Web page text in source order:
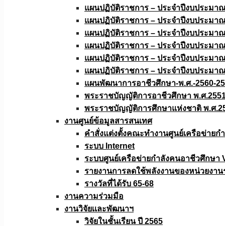
แผนปฏิบัติราชการ – ประจำปีงบประมา
แผนปฏิบัติราชการ – ประจำปีงบประมา
แผนปฏิบัติราชการ – ประจำปีงบประมา
แผนปฏิบัติราชการ – ประจำปีงบประมา
แผนปฏิบัติราชการ – ประจำปีงบประมา
แผนปฏิบัติราชการ – ประจำปีงบประมา
แผนพัฒนาการอาชีวศึกษา-พ.ศ.-2560-
พระราชบัญญัติการอาชีวศึกษา พ.ศ
พระราชบัญญัติการศึกษาแห่งชาติ พ.ศ
งานศูนย์ข้อมูลสารสนเทศ
คำสั่งแต่งตั้งคณะทำงานศูนย์เครือข่าย
ระบบ Internet
ระบบศูนย์เครือข่ายกำลังคนอาชีวศึกษา
รายงานการลดใช้พลังงานของหน่วยงา
รางวัลที่ได้รับ 65-68
งานความร่วมมือ
งานวิจัยเเละพัฒนาฯ
วิจัยในชั้นเรียน ปี 2565